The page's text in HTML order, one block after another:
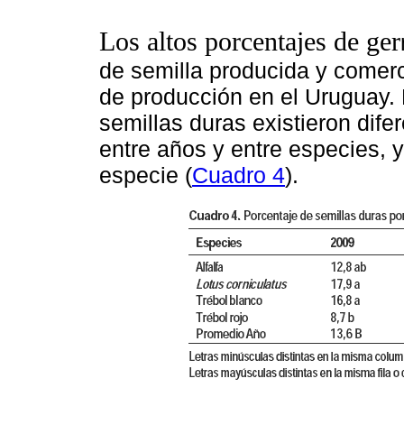
Los altos porcentajes de ger
de semilla producida y
de producción en el
semillas duras existieron
entre años y entre especies,
especie (Cuadro 4).